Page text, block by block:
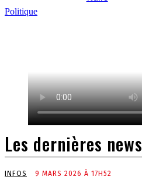
Politique
Les dernières news
INFOS 9 MARS 2026 À 17H52